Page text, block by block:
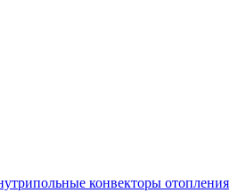
конвекторы отопления